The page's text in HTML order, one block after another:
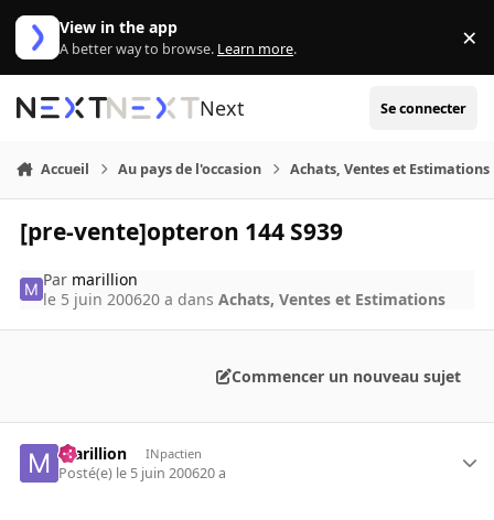
Aller au contenu
View in the app
A better way to browse. Learn more. ×
Next Se connecter
Accueil Au pays de l'occasion Achats, Ventes et Estimations
[pre-vente]opteron 144 S939
Par marillion
le 5 juin 200620 a dansAchats, Ventes et Estimations
Commencer un nouveau sujet
marillion INpactien
Posté(e) le 5 juin 200620 a